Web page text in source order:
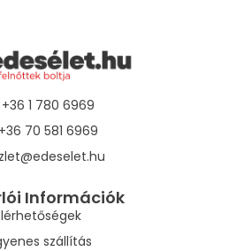
+36 1 780 6969
+36 70 581 6969
Információk
szállítás